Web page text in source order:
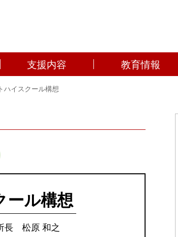
支援内容 教育情報
ハイスクール構想
ール構想
長 松原 和之